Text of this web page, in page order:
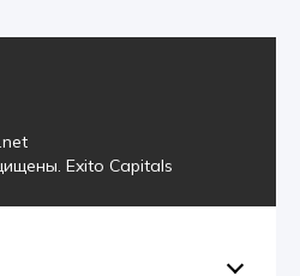
Exito Capitals